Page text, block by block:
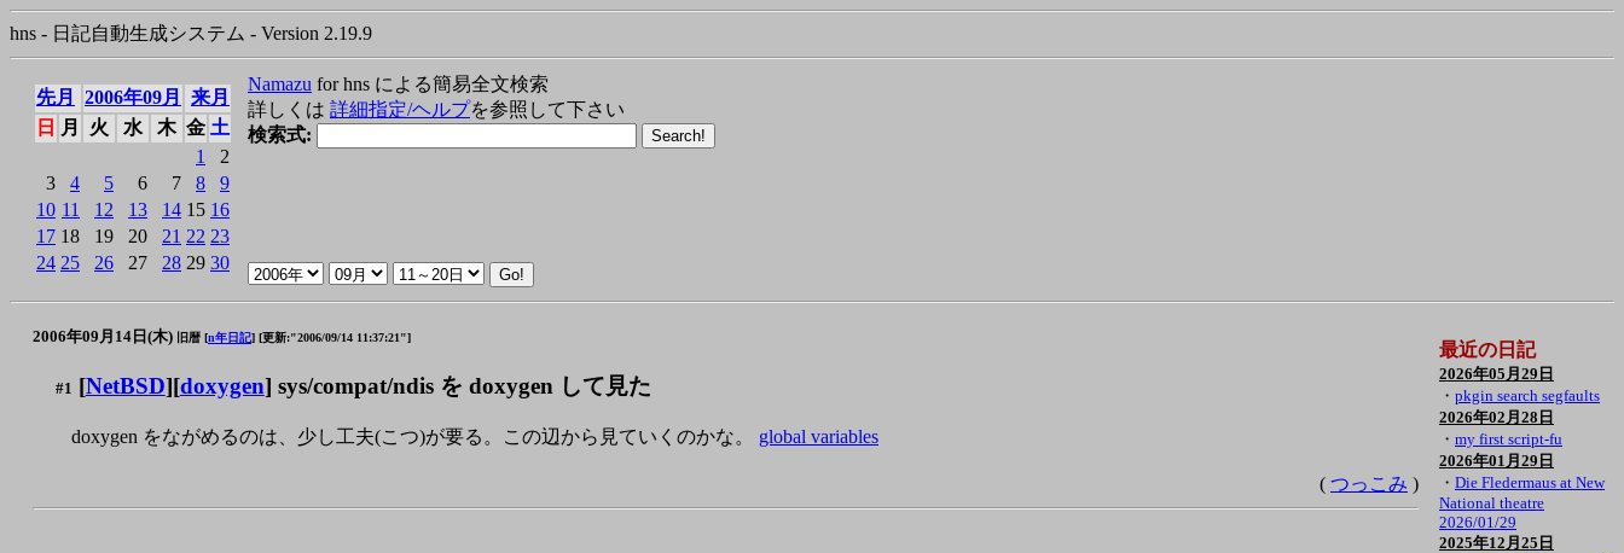
hns - 日記自動生成システム - Version 2.19.9
先月 2006年09月
来月
日
月 火 水 木 金 土
1
2
3
4 5 6 7 8
9
10 11 12 13 14 15 16
17 18 19 20 21 22 23
24 25 26 27 28 29 30
Namazu for hns による簡易全文検索
詳しくは 詳細指定/ヘルプを参照して下さい
検索式:
2006年09月14日(木) 旧暦 [n年日記] [更新:"2006/09/14 11:37:21"]
#1 [NetBSD][doxygen] sys/compat/ndis を doxygen して見た
doxygen をながめるのは、少し工夫(こつ)が要る。この辺から見ていくのかな。 global variables
( つっこみ )
最近の日記
2026年05月29日
・ pkgin search segfaults
2026年02月28日
・ my first script-fu
2026年01月29日
・ Die Fledermaus at New
National theatre
2026/01/29
2025年12月25日